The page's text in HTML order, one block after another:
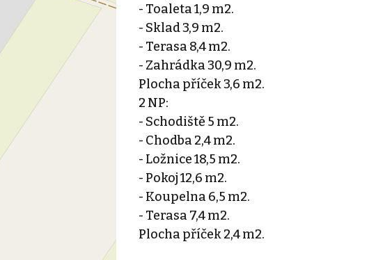
- Toaleta 1,9 m2.
- Sklad 3,9 m2.
- Terasa 8,4 m2.
- Zahrádka 30,9 m2.
Plocha příček 3,6 m2.
2 NP:
- Schodiště 5 m2.
- Chodba 2,4 m2.
- Ložnice 18,5 m2.
- Pokoj 12,6 m2.
- Koupelna 6,5 m2.
- Terasa 7,4 m2.
Plocha příček 2,4 m2.